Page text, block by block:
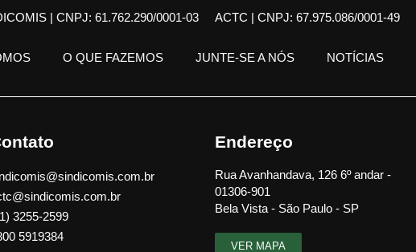
| CNPJ: 61.762.290/0001-03 ACTC | CNPJ: 67.975.086/0001-49
O QUE FAZEMOS JUNTE-SE A NÓS NOTÍCIAS
3255-2599
5919384
Endereço
Rua Avanhandava, 126 6º andar -
01306-901
Bela Vista - São Paulo - SP
VER MAPA